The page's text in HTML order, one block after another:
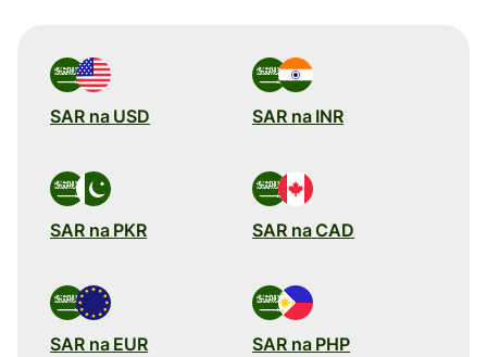
SAR na USD SAR na INR
SAR na PKR SAR na CAD
SAR na EUR SAR na PHP